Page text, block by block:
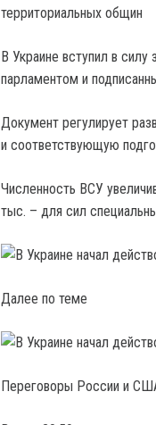
территориальных общин
В Украине вступил в силу
парламентом и
Документ регулирует
и соответствующую
Численность ВСУ
тыс. – для сил
Далее по теме
Переговоры России и